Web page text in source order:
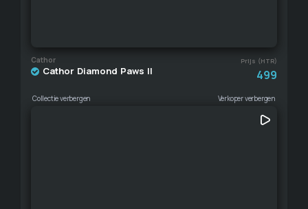
Cathor Prijs (HTR)
Cathor Diamond Paws II 499
Collectie verbergen Verkoper verbergen